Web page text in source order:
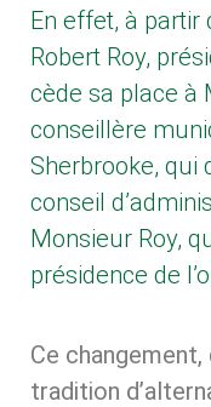
En effet, à partir
Robert Roy,
cède sa place à
conseillère
Sherbrooke, qui
conseil
Monsieur Roy,
présidence de
Ce changement,
tradition